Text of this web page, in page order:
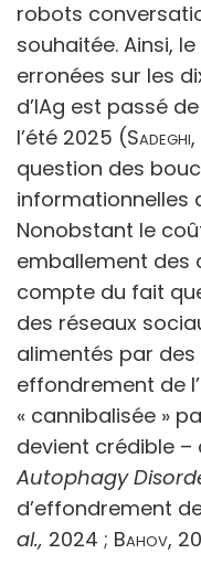
robots
souhaitée. Ainsi,
erronées sur les
d’IAg est passé
l’été 2025 (Sadeghi
question des
informationnelles
Nonobstant le
emballement des
compte du fait
des réseaux
alimentés par des
effondrement de
« cannibalisée »
devient crédible –
Autophagy
d’effondrement
al., 2024 ; Bahov,